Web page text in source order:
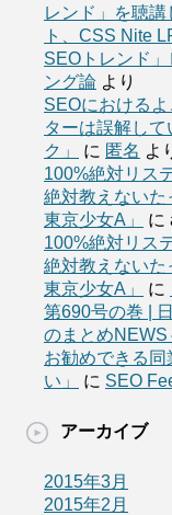
レンド」を聴講
ト、CSS Nite
SEOトレンド
ング論 より
SEOにおける
ターは誤解し
ク」
に 匿名 よ
100%絶対リス
絶対教えないた
東京少女A」
に
100%絶対リス
絶対教えないた
東京少女A」
に
第690号の巻 |
のまとめNEWS
お勧めできる同
い」
に SEO
アーカイブ
2015年3月
2015年2月